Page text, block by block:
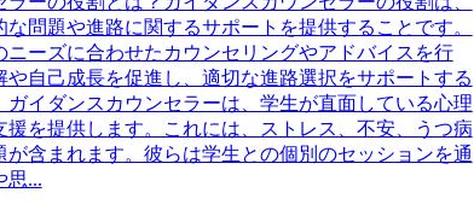
問題や進路に関するサポートを提供することです。
ニーズに合わせたカウンセリングやアドバイスを行
や自己成長を促進し、適切な進路選択をサポートする
ガイダンスカウンセラーは、学生が直面している心理
援を提供します。これには、ストレス、不安、うつ病
が含まれます。彼らは学生との個別のセッションを通
思...